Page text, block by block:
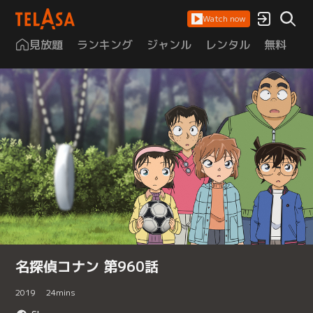
Watch now
見放題 ランキング ジャンル レンタル 無料
名探偵コナン 第960話
2019 24mins